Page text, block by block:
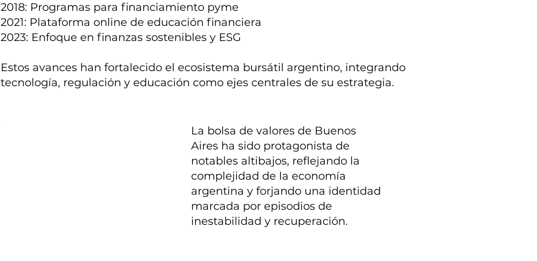
La bolsa de valores de Buenos
Aires ha sido protagonista de
notables altibajos, reflejando la
complejidad de la economía
argentina y forjando una identidad
marcada por episodios de
inestabilidad y recuperación.
2018: Programas para financiamiento pyme
2021: Plataforma online de educación financiera
2023: Enfoque en finanzas sostenibles y ESG
Estos avances han fortalecido el ecosistema bursátil argentino, integrando
tecnología, regulación y educación como ejes centrales de su estrategia.